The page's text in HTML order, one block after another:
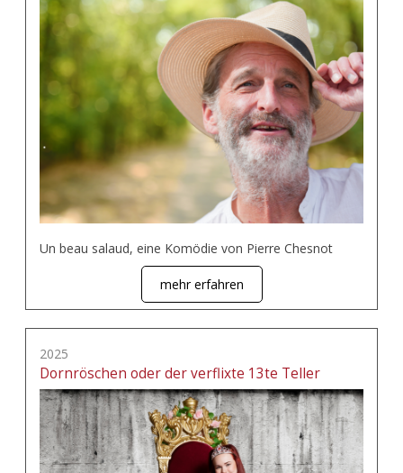
Un beau salaud, eine Komödie von Pierre Chesnot
mehr erfahren
2025
Dornröschen oder der verflixte 13te Teller